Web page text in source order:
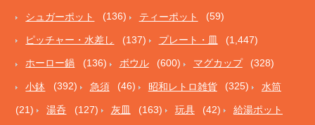
シュガーポット (136) ティーポット (59)
ピッチャー・水差し (137) プレート・皿 (1,447)
ホーロー鍋 (136) ボウル (600) マグカップ (328)
小鉢 (392) 急須 (46) 昭和レトロ雑貨 (325) 水筒
(21) 湯呑 (127) 灰皿 (163) 玩具 (42) 給湯ポット